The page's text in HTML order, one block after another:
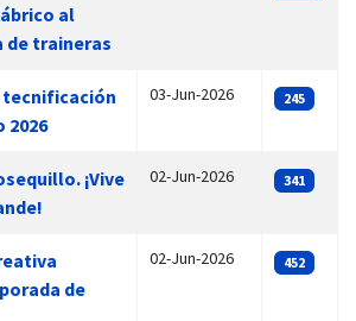
al
de traineras
tecnificación
2026
03-Jun-2026 245
¡Vive
02-Jun-2026 341
de
02-Jun-2026 452